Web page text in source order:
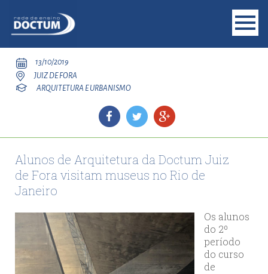
13/10/2019
JUIZ DE FORA
ARQUITETURA E URBANISMO
Alunos de Arquitetura da Doctum Juiz
de Fora visitam museus no Rio de
Janeiro
Os alunos
do 2º
período
do curso
de